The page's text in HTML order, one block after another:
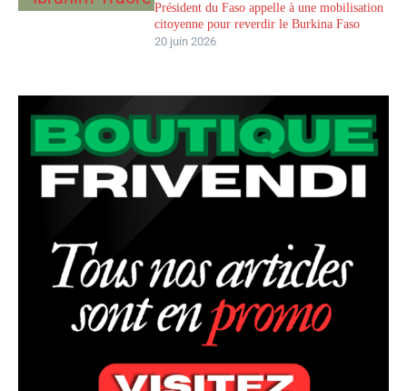
Président du Faso appelle à une mobilisation
citoyenne pour reverdir le Burkina Faso
20 juin 2026